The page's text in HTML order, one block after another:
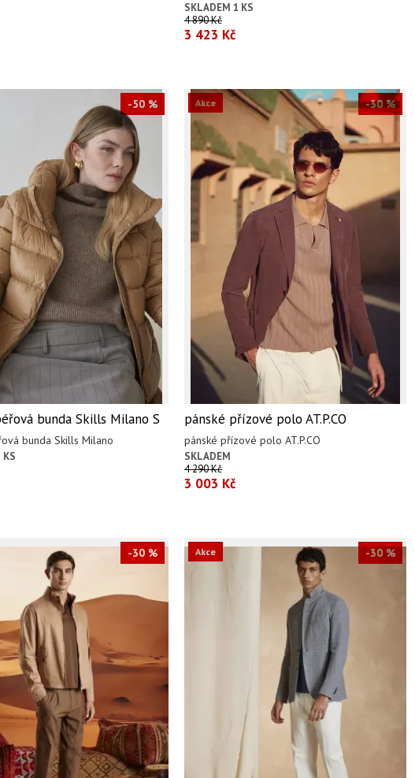
SKLADEM 1 KS
4 890 Kč
3 423 Kč
-50 %
bunda Skills Milano S
bunda Skills Milano
KS
-30 %
Akce
pánské přízové polo AT.P.CO
pánské přízové polo AT.P.CO
SKLADEM
4 290 Kč
3 003 Kč
-30 % -30 %
Akce